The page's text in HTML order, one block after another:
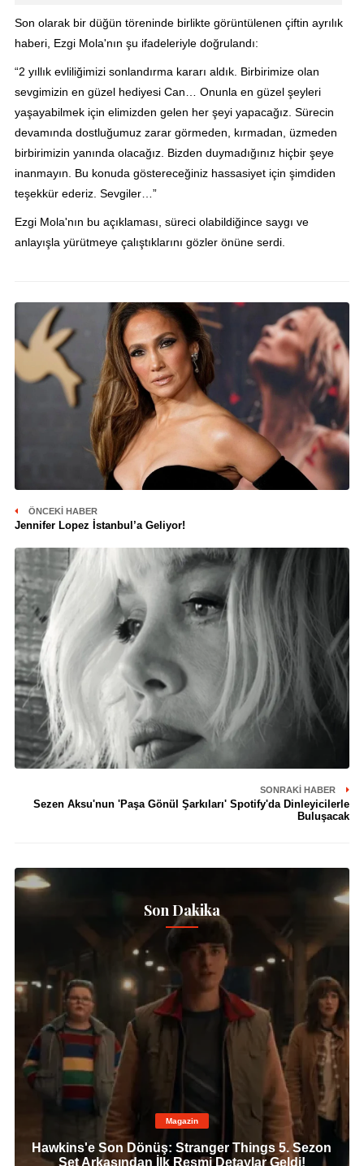
Son olarak bir düğün töreninde birlikte görüntülenen çiftin ayrılık
haberi, Ezgi Mola'nın şu ifadeleriyle doğrulandı:
“2 yıllık evliliğimizi sonlandırma kararı aldık. Birbirimize olan
sevgimizin en güzel hediyesi Can… Onunla en güzel şeyleri
yaşayabilmek için elimizden gelen her şeyi yapacağız. Sürecin
devamında dostluğumuz zarar görmeden, kırmadan, üzmeden
birbirimizin yanında olacağız. Bizden duymadığınız hiçbir şeye
inanmayın. Bu konuda göstereceğiniz hassasiyet için şimdiden
teşekkür ederiz. Sevgiler…”
Ezgi Mola'nın bu açıklaması, süreci olabildiğince saygı ve
anlayışla yürütmeye çalıştıklarını gözler önüne serdi.
ÖNCEKI HABER
Jennifer Lopez İstanbul’a Geliyor!
SONRAKI HABER
Sezen Aksu'nun 'Paşa Gönül Şarkıları' Spotify'da Dinleyicilerle
Buluşacak
Son Dakika
Magazin
Hawkins'e Son Dönüş: Stranger Things 5. Sezon
Set Arkasından İlk Resmi Detaylar Geldi!